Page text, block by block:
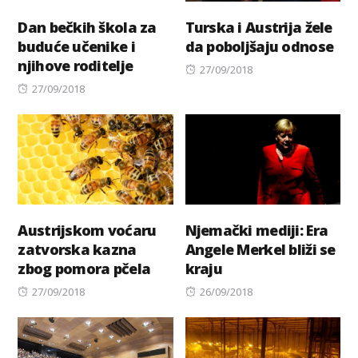
Dan bečkih škola za
buduće učenike i
njihove roditelje
Posted
27/09/2018
Turska i Austrija žele
da poboljšaju odnose
Posted
27/09/2018
Austrijskom voćaru
zatvorska kazna
zbog pomora pčela
Posted
27/09/2018
Njemački mediji: Era
Angele Merkel bliži se
kraju
Posted
26/09/2018